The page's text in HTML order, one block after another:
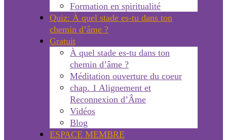
Formation en spiritualité
Quiz: À quel stade es-tu dans ton
chemin d’âme ?
Gratuit
À quel stade es-tu dans ton
chemin d’âme ?
Méditation ouverture du coeur
chap. 1 Alignement et
Reconnexion d’Âme
Vidéos
Blog
ESPACE MEMBRE